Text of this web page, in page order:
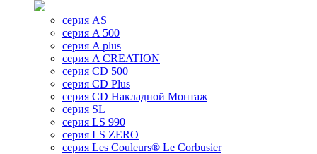
серия AS
серия A 500
серия A plus
серия A CREATION
серия CD 500
серия CD Plus
серия CD Накладной Монтаж
серия SL
серия LS 990
серия LS ZERO
серия Les Couleurs® Le Corbusier